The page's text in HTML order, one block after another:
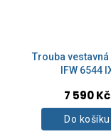
Trouba
IFW 6544
7 590 Kč
Do košíku